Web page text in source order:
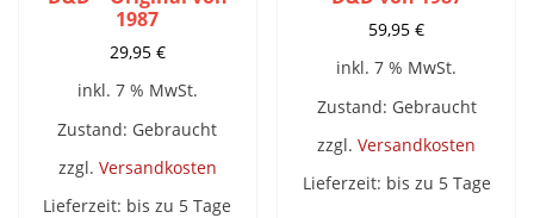
1987
29,95 €
inkl. 7 % MwSt.
Zustand: Gebraucht
zzgl. Versandkosten
Lieferzeit: bis zu 5 Tage
59,95€
inkl. 7 % MwSt.
Zustand: Gebraucht
zzgl.Versandkosten
Lieferzeit: bis zu 5 Tage